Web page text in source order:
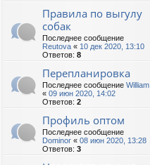
Правила по выгулу
собак
Последнее сообщение
Reutova « 10 дек 2020, 13:10
Ответов: 8
Перепланировка
Последнее сообщение William
« 09 июн 2020, 14:02
Ответов: 2
Профиль оптом
Последнее сообщение
Dominor « 08 июн 2020, 13:28
Ответов: 3